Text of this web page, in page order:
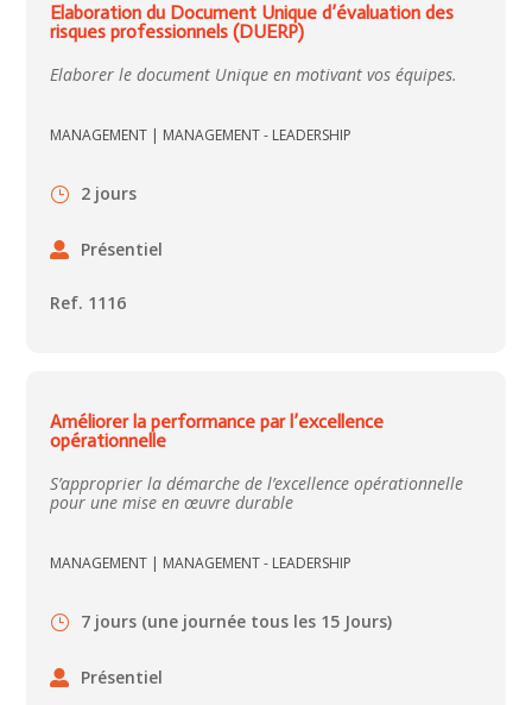
Elaboration du Document Unique d’évaluation des
risques professionnels (DUERP)
Elaborer le document Unique en motivant vos équipes.
MANAGEMENT | MANAGEMENT - LEADERSHIP
2 jours
Présentiel
Ref. 1116
Améliorer la performance par l’excellence
opérationnelle
S’approprier la démarche de l’excellence opérationnelle
pour une mise en œuvre durable
MANAGEMENT | MANAGEMENT - LEADERSHIP
7 jours (une journée tous les 15 Jours)
Présentiel